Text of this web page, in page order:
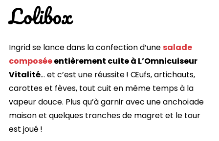
Lolibox
Ingrid se lance dans la confection d’une salade
composéeentièrement cuite à L’Omnicuiseur
Vitalité… et c’est une réussite ! Œufs, artichauts,
carottes et fèves, tout cuit en même temps à la
vapeur douce. Plus qu’à garnir avec une anchoïade
maison et quelques tranches de magret et le tour
est joué !